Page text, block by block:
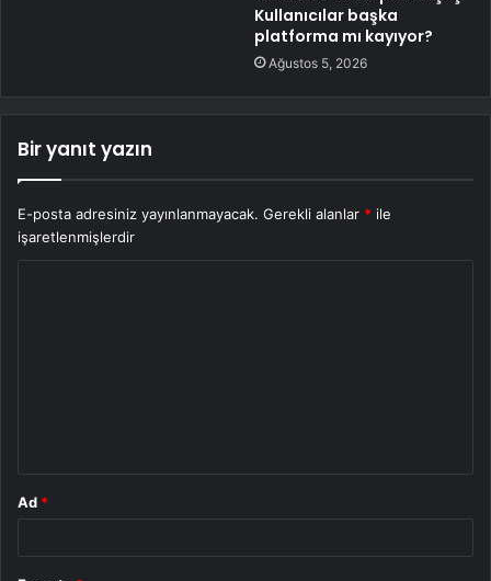
Kullanıcılar başka
platforma mı kayıyor?
Ağustos 5, 2026
Bir yanıt yazın
E-posta adresiniz yayınlanmayacak. Gerekli alanlar * ile
işaretlenmişlerdir
Ad *